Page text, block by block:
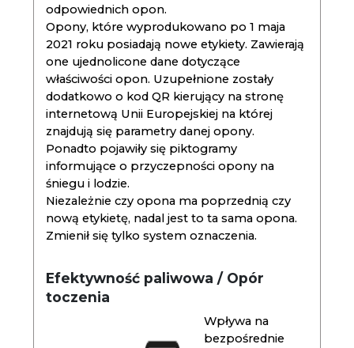
odpowiednich opon.
Opony, które wyprodukowano po 1 maja
2021 roku posiadają nowe etykiety. Zawierają
one ujednolicone dane dotyczące
właściwości opon. Uzupełnione zostały
dodatkowo o kod QR kierujący na stronę
internetową Unii Europejskiej na której
znajdują się parametry danej opony.
Ponadto pojawiły się piktogramy
informujące o przyczepności opony na
śniegu i lodzie.
Niezależnie czy opona ma poprzednią czy
nową etykietę, nadal jest to ta sama opona.
Zmienił się tylko system oznaczenia.
Efektywność paliwowa / Opór
toczenia
Wpływa na
bezpośrednie